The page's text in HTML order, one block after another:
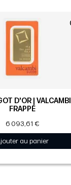
D'OR | VALCAMBI |
FRAPPÉ
6 093,61 €
au panier